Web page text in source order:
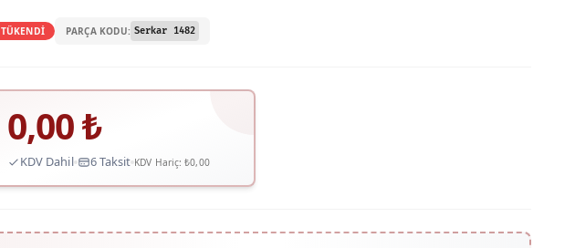
TÜKENDİ PARÇA KODU: Serkar 1482
0,00₺
KDV Dahil 6 Taksit KDV Hariç:₺0,00